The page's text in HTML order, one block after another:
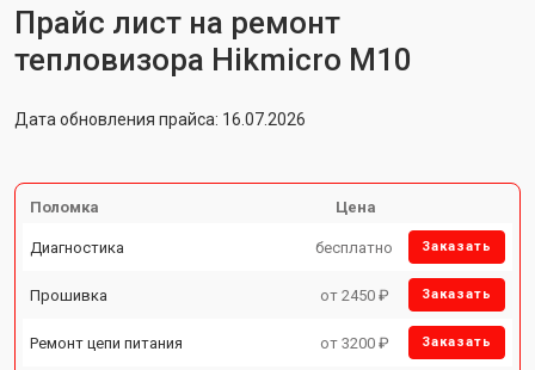
Прайс лист на ремонт
тепловизора Hikmicro M10
Дата обновления прайса: 16.07.2026
Поломка Цена
Диагностика бесплатно Заказать
Прошивка от 2450 ₽ Заказать
Ремонт цепи питания от 3200 ₽ Заказать